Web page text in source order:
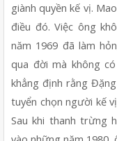
giành quyền kế vị.
điều đó. Việc ông
năm 1969 đã làm
qua đời mà không
khẳng định rằng
tuyển chọn người kế
Sau khi thanh trừng